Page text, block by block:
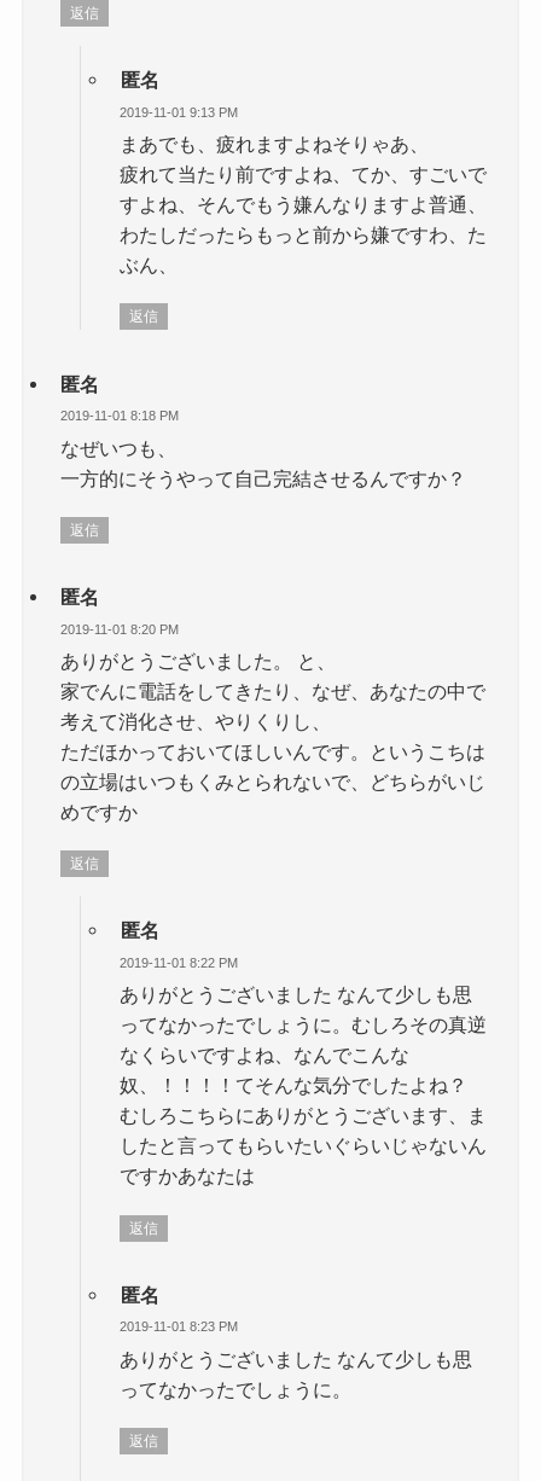
返信
匿名
2019-11-01 9:13 PM
まあでも、疲れますよねそりゃあ、
疲れて当たり前ですよね、てか、すごいで
すよね、そんでもう嫌んなりますよ普通、
わたしだったらもっと前から嫌ですわ、た
ぶん、
返信
匿名
2019-11-01 8:18 PM
なぜいつも、
一方的にそうやって自己完結させるんですか？
返信
匿名
2019-11-01 8:20 PM
ありがとうございました。 と、
家でんに電話をしてきたり、なぜ、あなたの中で
考えて消化させ、やりくりし、
ただほかっておいてほしいんです。というこちは
の立場はいつもくみとられないで、どちらがいじ
めですか
返信
匿名
2019-11-01 8:22 PM
ありがとうございました なんて少しも思
ってなかったでしょうに。むしろその真逆
なくらいですよね、なんでこんな
奴、！！！！てそんな気分でしたよね？
むしろこちらにありがとうございます、ま
したと言ってもらいたいぐらいじゃないん
ですかあなたは
返信
匿名
2019-11-01 8:23 PM
ありがとうございました なんて少しも思
ってなかったでしょうに。
返信